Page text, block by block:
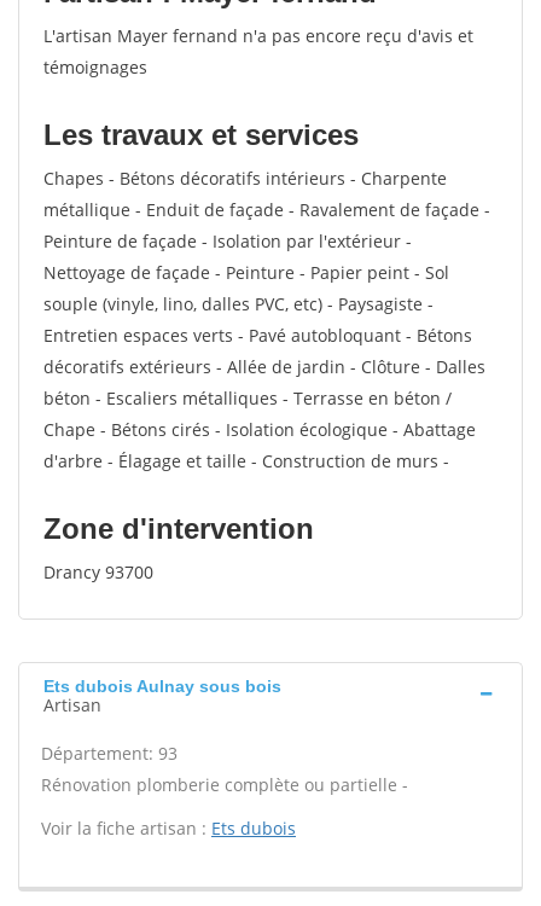
L'artisan Mayer fernand n'a pas encore reçu d'avis et
témoignages
Les travaux et services
Chapes - Bétons décoratifs intérieurs - Charpente
métallique - Enduit de façade - Ravalement de façade -
Peinture de façade - Isolation par l'extérieur -
Nettoyage de façade - Peinture - Papier peint - Sol
souple (vinyle, lino, dalles PVC, etc) - Paysagiste -
Entretien espaces verts - Pavé autobloquant - Bétons
décoratifs extérieurs - Allée de jardin - Clôture - Dalles
béton - Escaliers métalliques - Terrasse en béton /
Chape - Bétons cirés - Isolation écologique - Abattage
d'arbre - Élagage et taille - Construction de murs -
Zone d'intervention
Drancy 93700
Ets dubois Aulnay sous bois
Artisan
Département: 93
Rénovation plomberie complète ou partielle -
Voir la fiche artisan : Ets dubois